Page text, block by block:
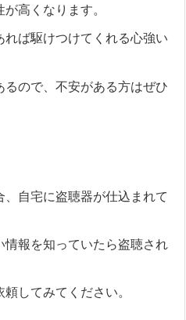
高くなります。
ば駆けつけてくれる心強い
ので、不安がある方はぜひ
自宅に盗聴器が仕込まれて
報を知っていたら盗聴され
してみてください。